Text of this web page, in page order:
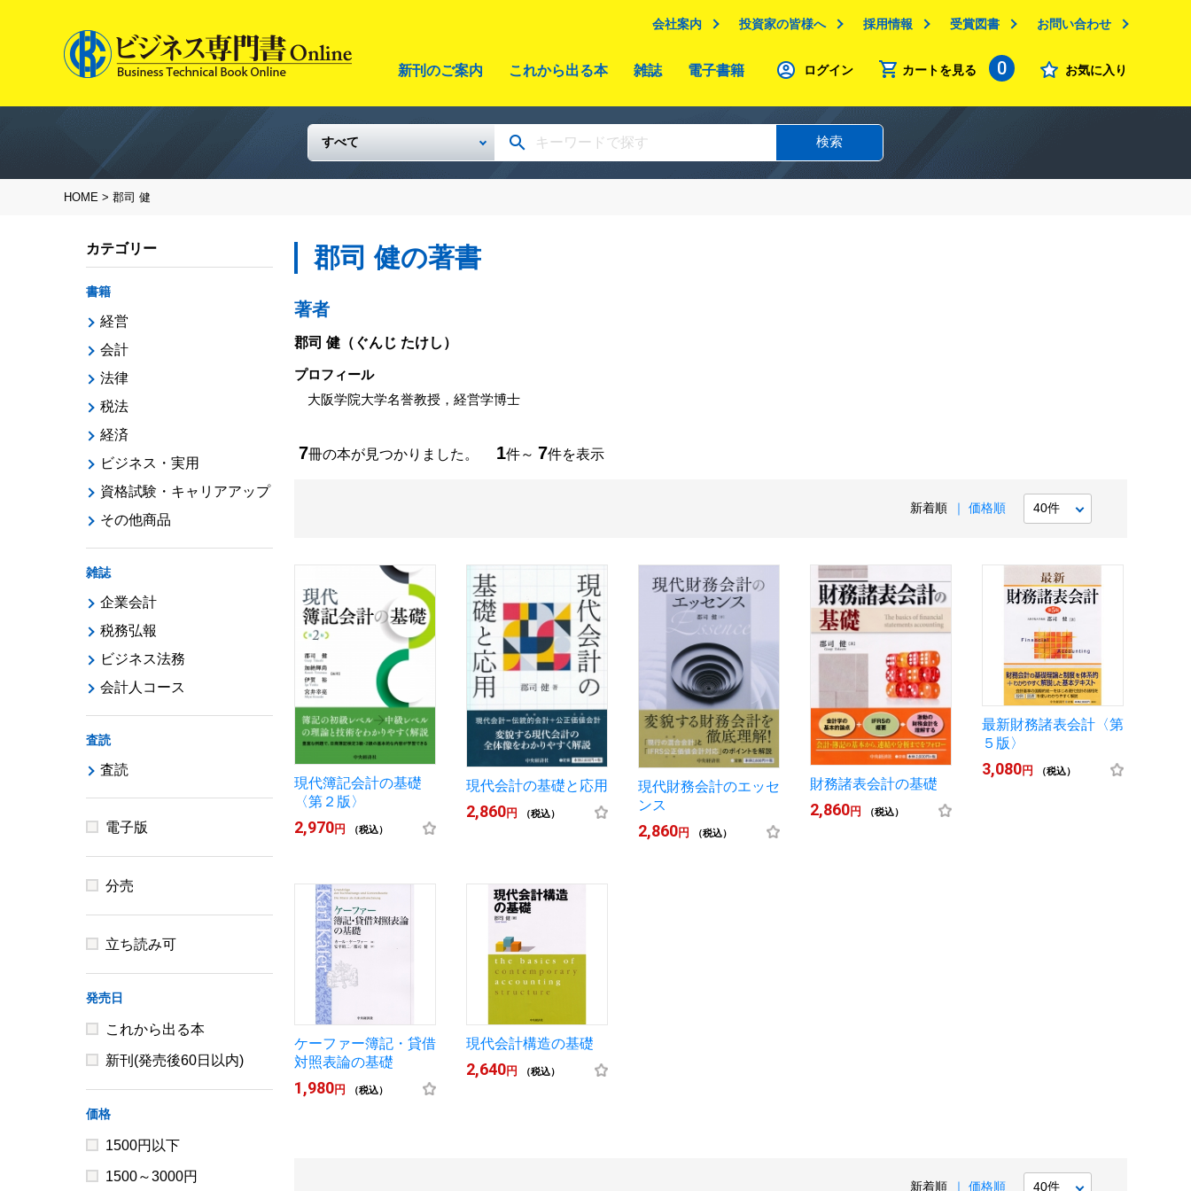
会社案内 投資家の皆様へ 採用情報 受賞図書 お問い合わせ
新刊のご案内 これから出る本 雑誌 電子書籍 ログイン カートを見る 0 お気に入り
検索
HOME > 郡司 健
郡司 健の著書
著者
郡司 健 （ぐんじ たけし）
プロフィール
大阪学院大学名誉教授，経営学博士
7冊の本が見つかりました。 1件～ 7件を表示
新着順 価格順
現代簿記会計の基礎
〈第２版〉
2,970円 （税込）
現代会計の基礎と応用
2,860円 （税込）
現代財務会計のエッセ
ンス
2,860円 （税込）
財務諸表会計の基礎
2,860円 （税込）
最新財務諸表会計〈第
５版〉
3,080円 （税込）
ケーファー簿記・貸借
対照表論の基礎
1,980円 （税込）
現代会計構造の基礎
2,640円 （税込）
新着順 価格順
カテゴリー
書籍
経営
会計
法律
税法
経済
ビジネス・実用
資格試験・キャリアアップ
その他商品
雑誌
企業会計
税務弘報
ビジネス法務
会計人コース
査読
査読
電子版
分売
立ち読み可
発売日
これから出る本
新刊(発売後60日以内)
価格
1500円以下
1500～3000円